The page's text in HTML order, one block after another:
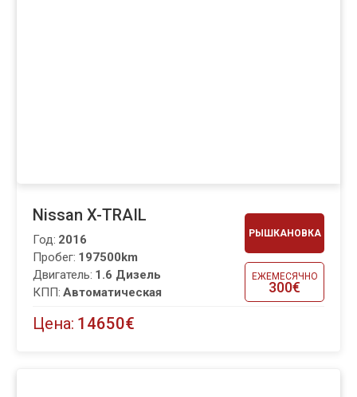
РЫШКАНОВКА
ЕЖЕМЕСЯЧНО
300€
Nissan X-TRAIL
Пробег: 197500km
Год: 2016
Двигатель: 1.6 Дизель
КПП: Автоматическая
Цена: 14650€